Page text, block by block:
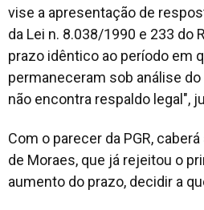
vise a apresentação de
da Lei n. 8.038/1990 e 233 do
prazo idêntico ao período em
permaneceram sob análise
não encontra respaldo legal",
Com o parecer da PGR,
de Moraes, que já rejeitou o
aumento do prazo, decidir a